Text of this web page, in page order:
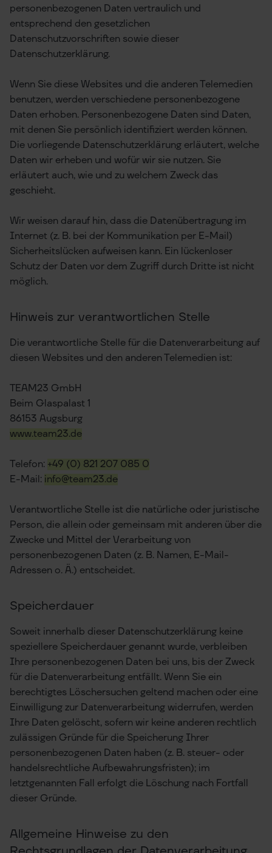
personenbezogenen Daten vertraulich und
entsprechend den gesetzlichen
Datenschutzvorschriften sowie dieser
Datenschutzerklärung.
Wenn Sie diese Websites und die anderen Telemedien
benutzen, werden verschiedene personenbezogene
Daten erhoben. Personenbezogene Daten sind Daten,
mit denen Sie persönlich identifiziert werden können.
Die vorliegende Datenschutzerklärung erläutert, welche
Daten wir erheben und wofür wir sie nutzen. Sie
erläutert auch, wie und zu welchem Zweck das
geschieht.
Wir weisen darauf hin, dass die Datenübertragung im
Internet (z. B. bei der Kommunikation per E-Mail)
Sicherheitslücken aufweisen kann. Ein lückenloser
Schutz der Daten vor dem Zugriff durch Dritte ist nicht
möglich.
Hinweis zur verantwortlichen Stelle
Die verantwortliche Stelle für die Datenverarbeitung auf
diesen Websites und den anderen Telemedien ist:
TEAM23 GmbH
Beim Glaspalast 1
86153 Augsburg
www.team23.de
Telefon: +49 (0) 821 207 085 0
E-Mail: info@team23.de
Verantwortliche Stelle ist die natürliche oder juristische
Person, die allein oder gemeinsam mit anderen über die
Zwecke und Mittel der Verarbeitung von
personenbezogenen Daten (z. B. Namen, E-Mail-
Adressen o. Ä.) entscheidet.
Speicherdauer
Soweit innerhalb dieser Datenschutzerklärung keine
speziellere Speicherdauer genannt wurde, verbleiben
Ihre personenbezogenen Daten bei uns, bis der Zweck
für die Datenverarbeitung entfällt. Wenn Sie ein
berechtigtes Löschersuchen geltend machen oder eine
Einwilligung zur Datenverarbeitung widerrufen, werden
Ihre Daten gelöscht, sofern wir keine anderen rechtlich
zulässigen Gründe für die Speicherung Ihrer
personenbezogenen Daten haben (z. B. steuer- oder
handelsrechtliche Aufbewahrungsfristen); im
letztgenannten Fall erfolgt die Löschung nach Fortfall
dieser Gründe.
Allgemeine Hinweise zu den